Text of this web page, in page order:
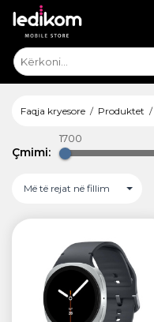
Faqja kryesore Produktet
Çmimi:
1700
Më të rejat në fillim
ТАБЛЕТИ